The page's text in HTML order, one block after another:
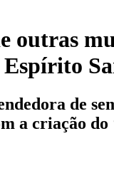
outras
de
a criação